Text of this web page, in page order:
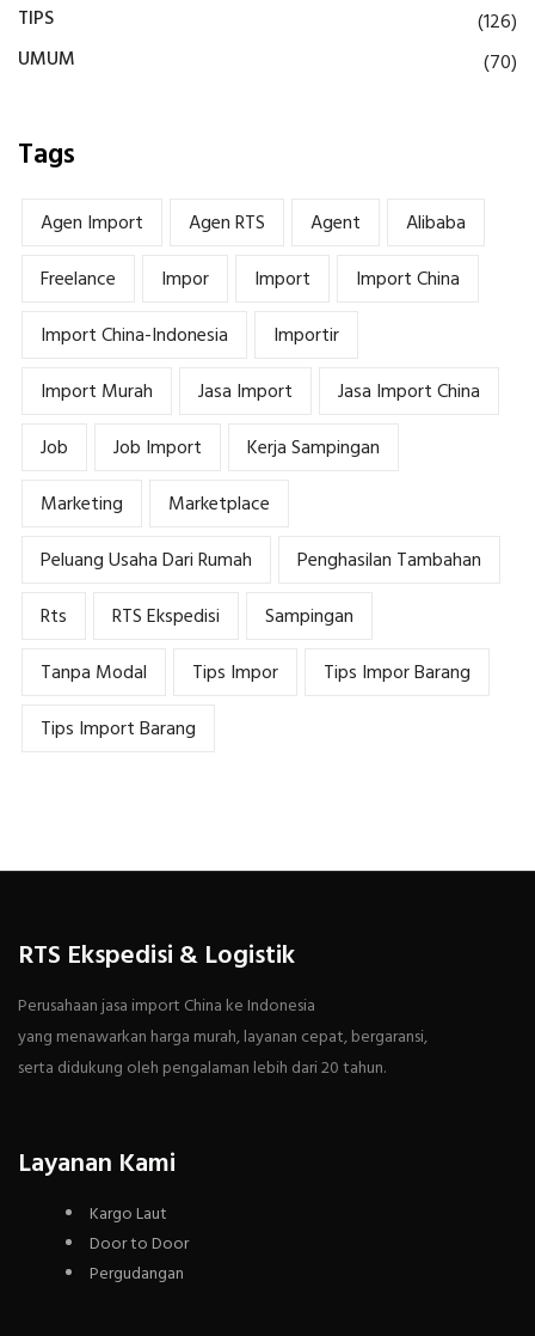
TIPS
(126)
UMUM
(70)
Tags
Agen Import Agen RTS Agent
Alibaba
Freelance
Impor Import
Import China
Import China-Indonesia
Importir
Import Murah
Jasa Import
Jasa Import China
Job
Job Import
Kerja Sampingan
Marketing
Marketplace
Peluang Usaha Dari Rumah
Penghasilan Tambahan
Rts
RTS Ekspedisi
Sampingan
Tanpa Modal
Tips Impor
Tips Impor Barang
Tips Import Barang
RTS Ekspedisi & Logistik
Perusahaan jasa import China ke Indonesia
yang menawarkan harga murah, layanan cepat, bergaransi,
serta didukung oleh pengalaman lebih dari 20 tahun.
Layanan Kami
Kargo Laut
Door to Door
Pergudangan